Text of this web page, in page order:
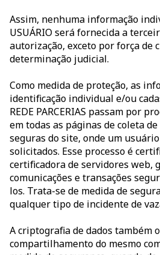
Assim, nenhuma informação
USUÁRIO será fornecida a
autorização, exceto por força de
determinação judicial.
Como medida de proteção, as
identificação individual e/ou
REDE PARCERIAS passam por
em todas as páginas de coleta
seguras do site, onde um
solicitados. Esse processo é
certificadora de servidores web,
comunicações e transações
los. Trata-se de medida de
qualquer tipo de incidente de
A criptografia de dados também
compartilhamento do mesmo